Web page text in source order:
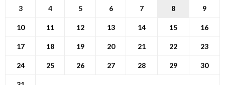
3 4 5 6 7 8 9
10 11 12 13 14 15 16
17 18 19 20 21 22 23
24 25 26 27 28 29 30